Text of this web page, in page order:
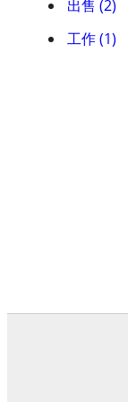
出售 (2)
工作 (1)